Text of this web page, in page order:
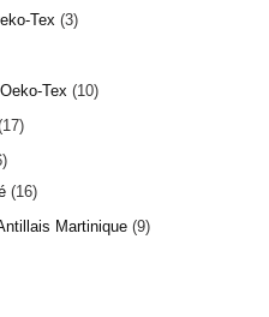
Tex 3
Tex
10
17
16
Martinique 9